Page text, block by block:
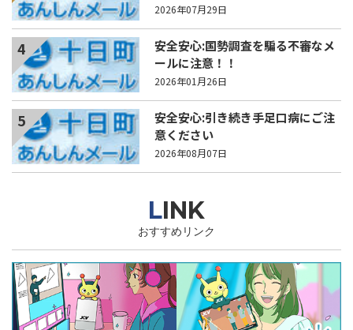
2026年07月29日
4
安全安心:国勢調査を騙る不審なメ
ールに注意！！
2026年01月26日
5
安全安心:引き続き手足口病にご注
意ください
2026年08月07日
LINK
おすすめリンク